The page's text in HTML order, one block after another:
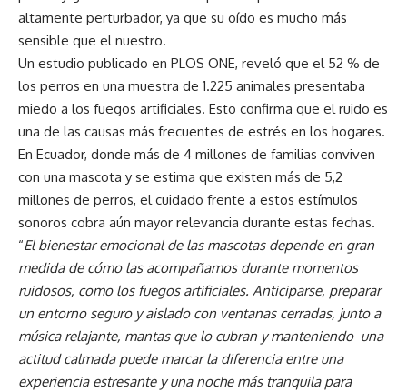
altamente perturbador, ya que su oído es mucho más
sensible que el nuestro.
Un estudio publicado en PLOS ONE, reveló que el 52 % de
los perros en una muestra de 1.225 animales presentaba
miedo a los fuegos artificiales. Esto confirma que el ruido es
una de las causas más frecuentes de estrés en los hogares.
En Ecuador, donde más de 4 millones de familias conviven
con una mascota y se estima que existen más de 5,2
millones de perros, el cuidado frente a estos estímulos
sonoros cobra aún mayor relevancia durante estas fechas.
“El bienestar emocional de las mascotas depende en gran
medida de cómo las acompañamos durante momentos
ruidosos, como los fuegos artificiales. Anticiparse, preparar
un entorno seguro y aislado con ventanas cerradas, junto a
música relajante, mantas que lo cubran y manteniendo una
actitud calmada puede marcar la diferencia entre una
experiencia estresante y una noche más tranquila para